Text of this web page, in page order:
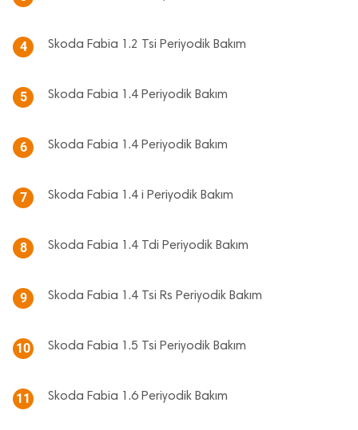
4 Skoda Fabia 1.2 Tsi Periyodik Bakım
5 Skoda Fabia 1.4 Periyodik Bakım
6 Skoda Fabia 1.4 Periyodik Bakım
7 Skoda Fabia 1.4 i Periyodik Bakım
8 Skoda Fabia 1.4 Tdi Periyodik Bakım
9 Skoda Fabia 1.4 Tsi Rs Periyodik Bakım
10 Skoda Fabia 1.5 Tsi Periyodik Bakım
11 Skoda Fabia 1.6 Periyodik Bakım